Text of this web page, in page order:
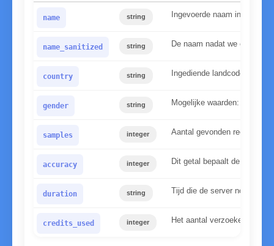
name string Ingevoerde naam in kleine
name_sanitized string De naam nadat we onze
country string Ingediende landcode
gender string Mogelijke waarden:
samples integer Aantal gevonden records in
accuracy integer Dit getal bepaalt de
duration string Tijd die de server nodig had
credits_used integer Het aantal verzoeken dat